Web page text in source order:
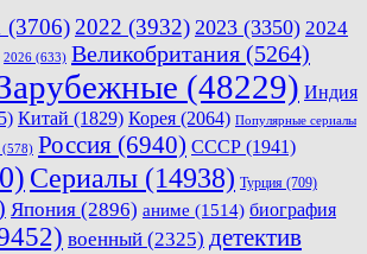
(3706) 2022 (3932) 2023 (3350) 2024
2026 (633) Великобритания (5264)
(48229) Индия
Китай (1829) Корея (2064) Популярные сериалы
(578) Россия (6940) СССР (1941)
Сериалы (14938) Турция (709)
Япония (2896) аниме (1514) биография
военный (2325) детектив